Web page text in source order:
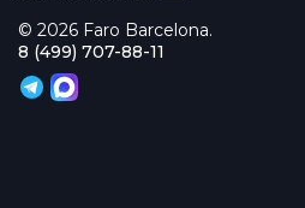
© 2026 Faro Barcelona.
8 (499) 707-88-11